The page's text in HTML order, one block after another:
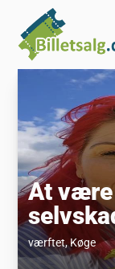
At være
værftet, Køge